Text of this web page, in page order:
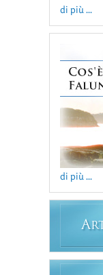
di più ...
di più ...
A